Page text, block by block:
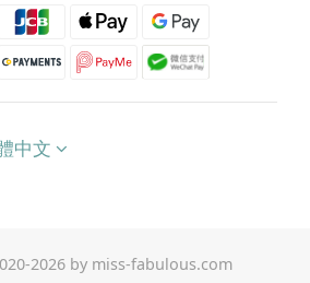
中文
2026 by miss-fabulous.com